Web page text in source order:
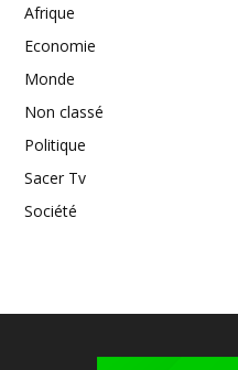
Afrique
Economie
Monde
Non classé
Politique
Sacer Tv
Société